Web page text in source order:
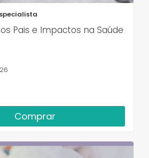
Pais e Impactos na Saúde
Comprar